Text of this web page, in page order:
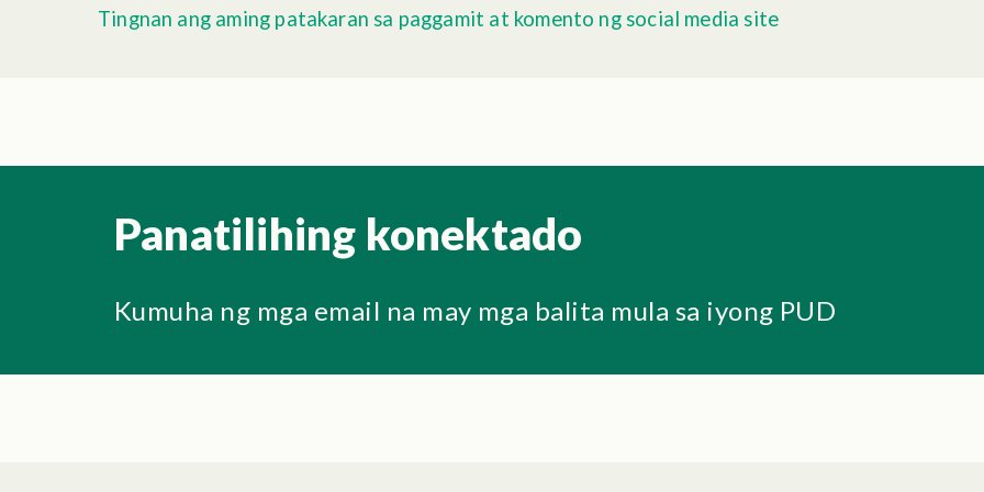
Tingnan ang aming patakaran sa paggamit at komento ng social media site
Panatilihing konektado
Kumuha ng mga email na may mga balita mula sa iyong PUD